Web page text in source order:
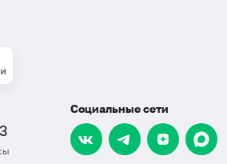
Социальные сети